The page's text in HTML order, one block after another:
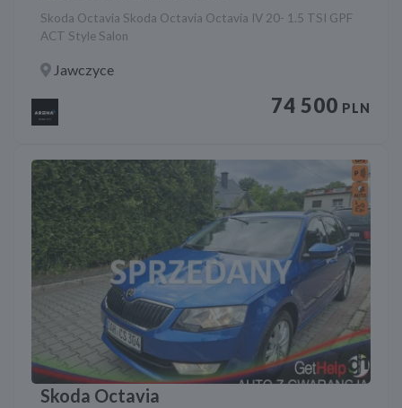
Skoda Octavia Skoda Octavia Octavia IV 20- 1.5 TSI GPF
ACT Style Salon
Jawczyce
74 500 PLN
Skoda Octavia